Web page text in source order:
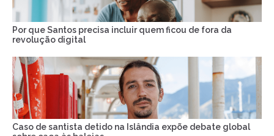
Por que Santos precisa incluir quem ficou de fora da
revolução digital
Caso de santista detido na Islândia expõe debate global